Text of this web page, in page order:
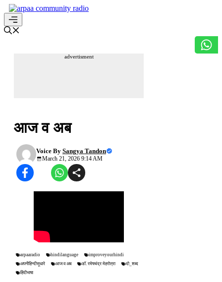
Skip
to
content
Menu
advertisment
आज व अब
Voice By Sangya Tandon
March 21, 2026 9:14 AM
arpaaradio hindilanguage
improveyourhindi
अपनीहिन्दीसूधारे
आज व अब डॉ. रमेषचंद्र मेहरोत्रा
दो_शब्द
हिंदीभाषा